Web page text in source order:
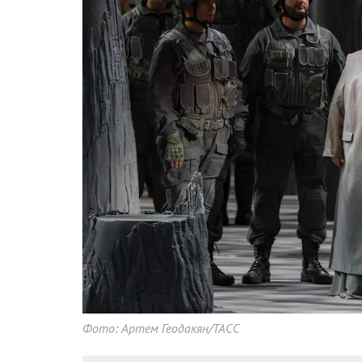
Фото: Артем Геодакян/ТАСС